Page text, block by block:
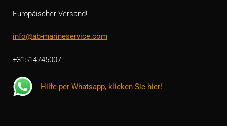
Europäischer Versand!
info@ab-marineservice.com
+31514745007
Hilfe per Whatsapp, klicken Sie hier!